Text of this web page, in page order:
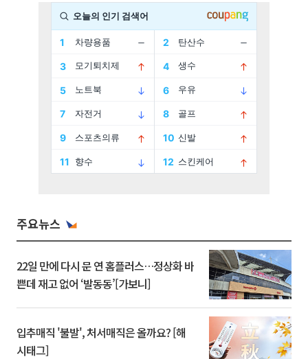
주요뉴스
22일 만에 다시 문 연 홈플러스…정상화 바
쁜데 재고 없어 ‘발동동’[가보니]
입추매직 '불발', 처서매직은 올까요? [해
시태그]